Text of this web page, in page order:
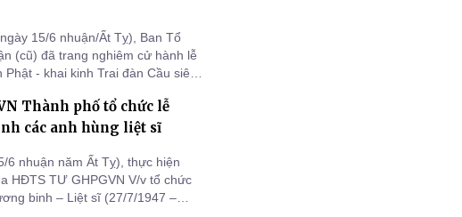
15/6 nhuận/Ất Tỵ), Ban Tổ
(cũ) đã trang nghiêm cử hành lễ
- khai kinh Trai đàn Cầu siêu
Hòa.
Thành phố tổ chức lễ
các anh hùng liệt sĩ
6 nhuận năm Ất Tỵ), thực hiện
HĐTS TƯ GHPGVN V/v tổ chức
binh – Liệt sĩ (27/7/1947 –